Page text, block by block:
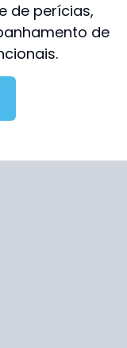
de perícias,
de